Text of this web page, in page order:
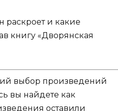
раскроет и какие
книгу «Дворянская
выбор произведений
вы найдете как
оставили